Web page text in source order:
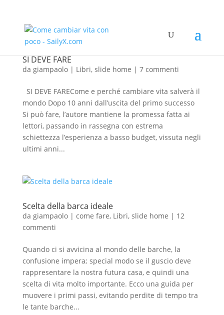
SI DEVE FARE
da giampaolo| Libri, slide home | 7 commenti
SI DEVE FARECome e perché cambiare vita salverà il
mondo Dopo 10 anni dall’uscita del primo successo
Si può fare, l’autore mantiene la promessa fatta ai
lettori, passando in rassegna con estrema
schiettezza l’esperienza a basso budget, vissuta negli
ultimi anni...
Scelta della barca ideale
da giampaolo| come fare, Libri, slide home | 12
commenti
Quando ci si avvicina al mondo delle barche, la
confusione impera; special modo se il guscio deve
rappresentare la nostra futura casa, e quindi una
scelta di vita molto importante. Ecco una guida per
muovere i primi passi, evitando perdite di tempo tra
le tante barche...